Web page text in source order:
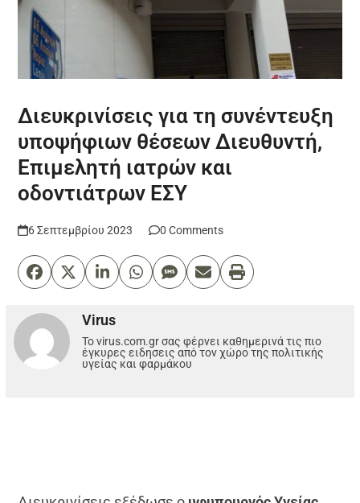
Διευκρινίσεις για τη συνέντευξη
υποψήφιων θέσεων Διευθυντή,
Επιμελητή ιατρών και
οδοντιάτρων ΕΣΥ
6 Σεπτεμβρίου 2023 0 Comments
Virus
Το virus.com.gr σας φέρνει καθημερινά τις πιο
έγκυρες ειδησεις από τον χώρο της πολιτικής
υγείας και φαρμάκου